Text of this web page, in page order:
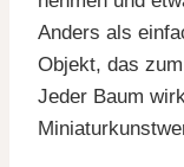
Anders als
Objekt, das
Jeder Baum